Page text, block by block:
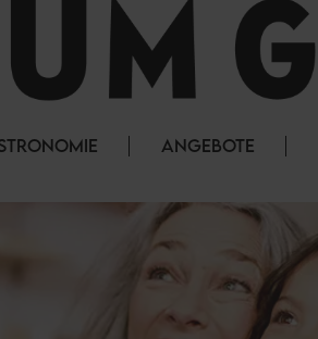
ANGEBOTE